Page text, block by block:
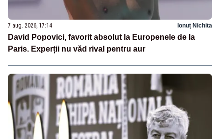
7 aug. 2026, 17:14 Ionuț Nichita
David Popovici, favorit absolut la Europenele de la
Paris. Experții nu văd rival pentru aur